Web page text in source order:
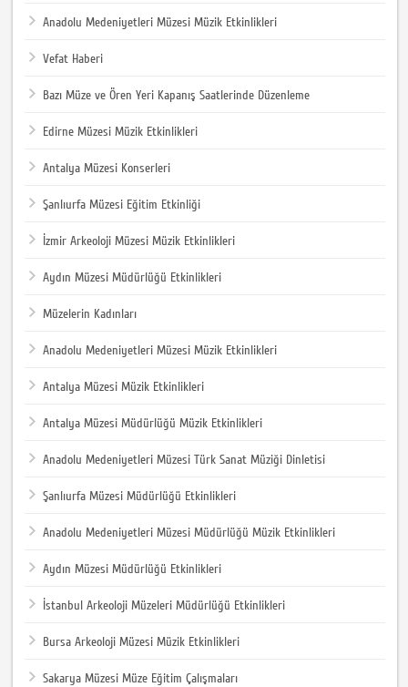
Anadolu Medeniyetleri Müzesi Müzik Etkinlikleri
Vefat Haberi
Bazı Müze ve Ören Yeri Kapanış Saatlerinde Düzenleme
Edirne Müzesi Müzik Etkinlikleri
Antalya Müzesi Konserleri
Şanlıurfa Müzesi Eğitim Etkinliği
İzmir Arkeoloji Müzesi Müzik Etkinlikleri
Aydın Müzesi Müdürlüğü Etkinlikleri
Müzelerin Kadınları
Anadolu Medeniyetleri Müzesi Müzik Etkinlikleri
Antalya Müzesi Müzik Etkinlikleri
Antalya Müzesi Müdürlüğü Müzik Etkinlikleri
Anadolu Medeniyetleri Müzesi Türk Sanat Müziği Dinletisi
Şanlıurfa Müzesi Müdürlüğü Etkinlikleri
Anadolu Medeniyetleri Müzesi Müdürlüğü Müzik Etkinlikleri
Aydın Müzesi Müdürlüğü Etkinlikleri
İstanbul Arkeoloji Müzeleri Müdürlüğü Etkinlikleri
Bursa Arkeoloji Müzesi Müzik Etkinlikleri
Sakarya Müzesi Müze Eğitim Çalışmaları